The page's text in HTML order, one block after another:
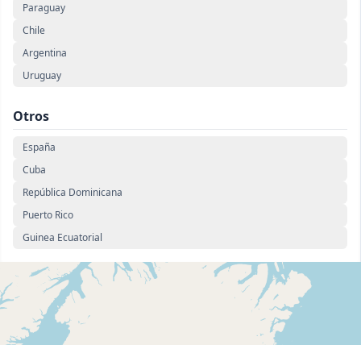
Paraguay
Chile
Argentina
Uruguay
Otros
España
Cuba
República Dominicana
Puerto Rico
Guinea Ecuatorial